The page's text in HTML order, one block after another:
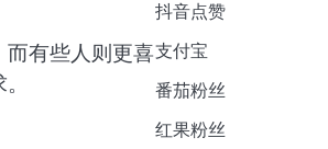
有些人则更喜
抖音点赞
支付宝
番茄粉丝
红果粉丝